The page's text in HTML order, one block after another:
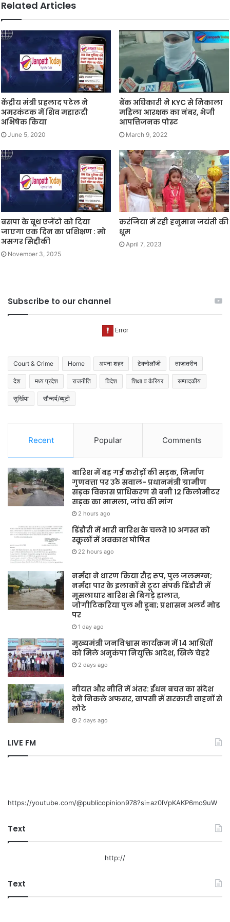
Related Articles
केंद्रीय मंत्री प्रहलाद पटेल ने
अमरकंटक में शिव महारुद्री
अभिषेक किया
June 5, 2020
बैंक अधिकारी ने KYC से निकाला
महिला आरक्षक का नंबर, भेजी
आपत्तिजनक पोस्ट
March 9, 2022
बसपा के बूथ एजेंटो को दिया
जाएगा एक दिन का प्रशिक्षण : मो
असगर सिद्दीकी
November 3, 2025
करंजिया में रही हनुमान जयंती की
धूम
April 7, 2023
Subscribe to our channel
Court & Crime Home अपना शहर टेक्नोलॉजी ताज़ातरीन
देश मध्य प्रदेश राजनीति विदेश शिक्षा व कैरियर सम्पादकीय
सुर्खिया सौन्दर्य/ब्यूटी
Recent Popular Comments
बारिश में बह गई करोड़ों की सड़क, निर्माण
गुणवत्ता पर उठे सवाल- प्रधानमंत्री ग्रामीण
सड़क विकास प्राधिकरण से बनी 12 किलोमीटर
सड़क का मामला, जांच की मांग
2 hours ago
डिंडौरी में भारी बारिश के चलते 10 अगस्त को
स्कूलों में अवकाश घोषित
22 hours ago
नर्मदा ने धारण किया रौद्र रूप, पुल जलमग्न;
नर्मदा पार के इलाकों से टूटा संपर्क डिंडौरी में
मूसलाधार बारिश से बिगड़े हालात,
जोगीटिकरिया पुल भी डूबा; प्रशासन अलर्ट मोड
पर
1 day ago
मुख्यमंत्री जनविश्वास कार्यक्रम में 14 आश्रितों
को मिले अनुकंपा नियुक्ति आदेश, खिले चेहरे
2 days ago
नीयत और नीति में अंतर: ईंधन बचत का संदेश
देने निकले अफसर, वापसी में सरकारी वाहनों से
लौटे
2 days ago
LIVE FM
https://youtube.com/@publicopinion978?si=az0lVpKAKP6mo9uW
Text
http://
Text